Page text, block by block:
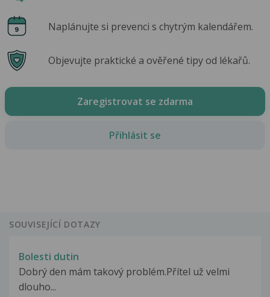
Naplánujte si prevenci s chytrým kalendářem.
Objevujte praktické a ověřené tipy od lékařů.
Zaregistrovat se zdarma
Přihlásit se
SOUVISEJÍCÍ DOTAZY
Bolesti dutin
Dobrý den mám takový problém.Přítel už velmi
dlouho...